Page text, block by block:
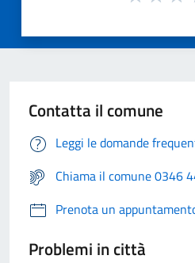
Contatta il comune
Leggi le domande
Chiama il comune 0346
Prenota un
Problemi in città